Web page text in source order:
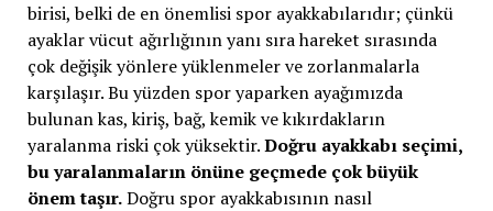
birisi, belki de en önemlisi spor ayakkabılarıdır; çünkü
ayaklar vücut ağırlığının yanı sıra hareket sırasında
çok değişik yönlere yüklenmeler ve zorlanmalarla
karşılaşır. Bu yüzden spor yaparken ayağımızda
bulunan kas, kiriş, bağ, kemik ve kıkırdakların
yaralanma riski çok yüksektir.Doğru ayakkabı seçimi,
bu yaralanmaların önüne geçmede çok büyük
önem taşır.Doğru spor ayakkabısının nasıl